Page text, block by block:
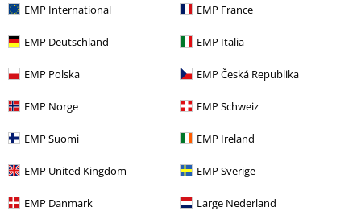
EMP International EMP France
EMP Deutschland EMP Italia
EMP Polska EMP Česká Republika
EMP Norge EMP Schweiz
EMP Suomi EMP Ireland
EMP United Kingdom EMP Sverige
EMP Danmark Large Nederland
Geschrieben am: Montag, 24.06.2019
AMO
Sau geile Mucke